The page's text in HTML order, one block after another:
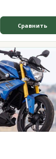
Сравнить